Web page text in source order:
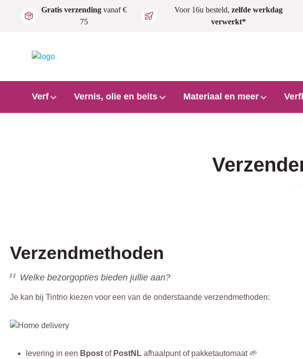
Ga naar de hoofdinhoud
Gratis verzendingvanaf €
75
Voor 16u besteld,zelfde werkdag
verwerkt*
Verf Vernis, olie en beits Materiaal en meer
Verzendmethoden
Welke bezorgopties bieden jullie aan?
Je kan bij Tintrio kiezen voor een van de onderstaande verzendmethoden:
levering in een Bpost of PostNL afhaalpunt of pakketautomaat 🌱